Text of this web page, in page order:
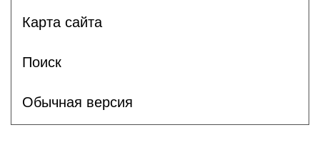
Карта сайта
Поиск
Обычная версия